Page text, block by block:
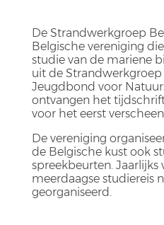
De Strandwerkgroep
Belgische vereniging
studie van de mariene
uit de Strandwerkgroep
Jeugdbond voor
ontvangen het
voor het eerst verscheen
De vereniging
de Belgische kust ook
spreekbeurten.
meerdaagse studiereis
georganiseerd.